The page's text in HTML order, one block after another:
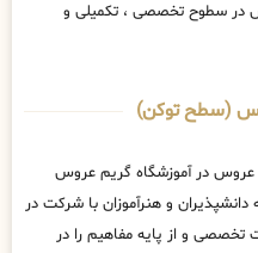
در سطوح تخصصی ، تکمیلی و
عروس (سطح توکن)
در آموزشگاه گریم عروس
و هنرآموزان با شرکت در
و از پایه مفاهیم را در